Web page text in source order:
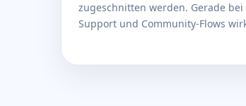
zugeschnitten werden. Gerade
Support und Community-Flows